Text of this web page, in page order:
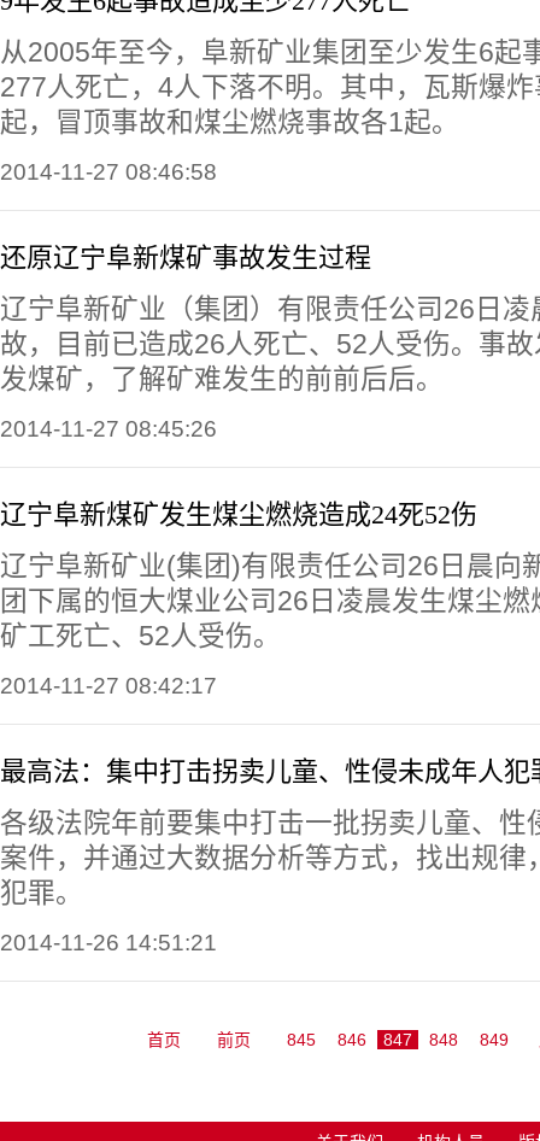
从2005年至今，阜新矿业集团至少发生6起
277人死亡，4人下落不明。其中，瓦斯爆
起，冒顶事故和煤尘燃烧事故各1起。
2014-11-27 08:46:58
还原辽宁阜新煤矿事故发生过程
辽宁阜新矿业（集团）有限责任公司26日
故，目前已造成26人死亡、52人受伤。事
发煤矿，了解矿难发生的前前后后。
2014-11-27 08:45:26
辽宁阜新煤矿发生煤尘燃烧造成24死52伤
辽宁阜新矿业(集团)有限责任公司26日晨向
团下属的恒大煤业公司26日凌晨发生煤尘
矿工死亡、52人受伤。
2014-11-27 08:42:17
最高法：集中打击拐卖儿童、性侵未成年人犯
各级法院年前要集中打击一批拐卖儿童、性
案件，并通过大数据分析等方式，找出规律
犯罪。
2014-11-26 14:51:21
首页 前页 845 846 847 848 849